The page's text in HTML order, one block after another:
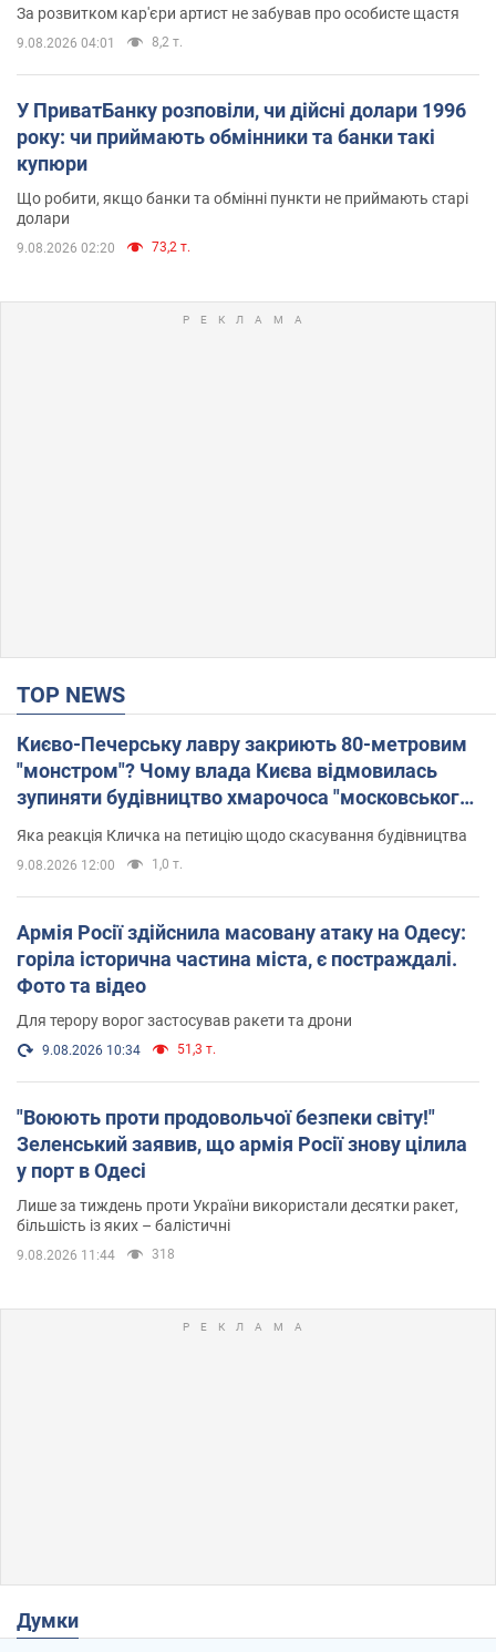
За розвитком кар'єри артист не забував про особисте щастя
9.08.2026 04:01 8,2 т.
У ПриватБанку розповіли, чи дійсні долари 1996
року: чи приймають обмінники та банки такі
купюри
Що робити, якщо банки та обмінні пункти не приймають старі
долари
9.08.2026 02:20 73,2 т.
TOP NEWS
Києво-Печерську лавру закриють 80-метровим
"монстром"? Чому влада Києва відмовилась
зупиняти будівництво хмарочоса "московського
вірянина"
Яка реакція Кличка на петицію щодо скасування будівництва
9.08.2026 12:00 1,0 т.
Армія Росії здійснила масовану атаку на Одесу:
горіла історична частина міста, є постраждалі.
Фото та відео
Для терору ворог застосував ракети та дрони
9.08.2026 10:34 51,3 т.
"Воюють проти продовольчої безпеки світу!"
Зеленський заявив, що армія Росії знову цілила
у порт в Одесі
Лише за тиждень проти України використали десятки ракет,
більшість із яких – балістичні
9.08.2026 11:44 318
Думки